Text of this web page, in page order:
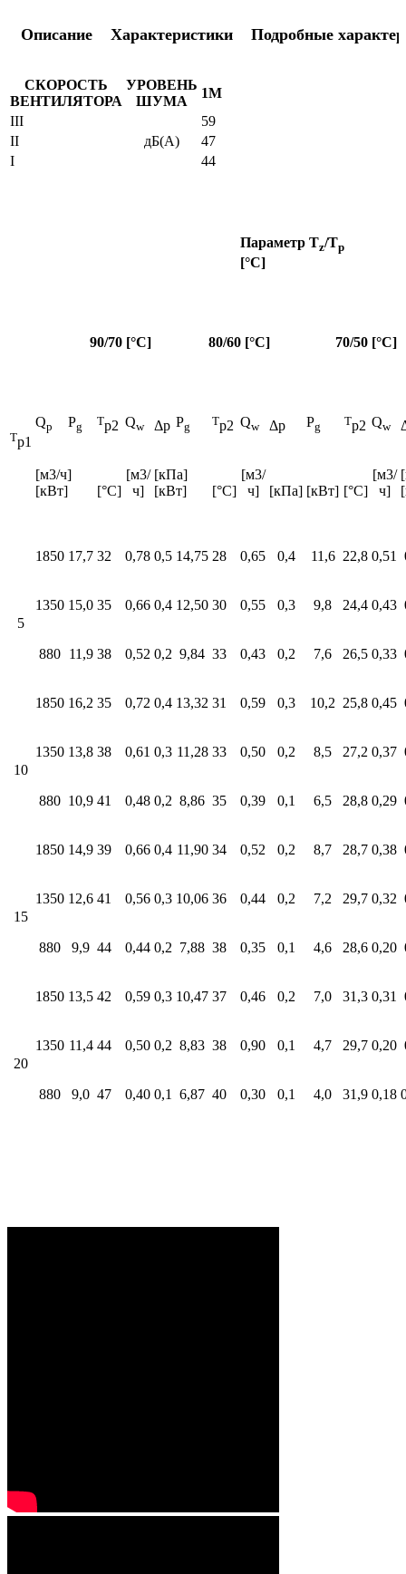
Описание Характеристики Подробные
СКОРОСТЬ
ВЕНТИЛЯТОРА
УРОВЕНЬ
ШУМА
1М
III
59
II
дБ(А)
47
I
44
Параметр Tz/Tp
[°C]
90/70 [°C] 80/60 [°C] 70/50 [°C]
Tp1
Qp Pg Tp2 Qw Δp Pg Tp2 Qw Δp Pg Tp2 Qw
[м3/ч]
[кВт]
[°C]
[м3/
ч]
[кПа]
[кВт]
[°C]
[м3/
ч]
[кПа] [кВт] [°C]
[м3/
ч]
5
1850 17,7 32 0,78 0,5 14,75 28 0,65 0,4 11,6 22,8 0,51
1350 15,0 35 0,66 0,4 12,50 30 0,55 0,3 9,8 24,4 0,43
880 11,9 38 0,52 0,2 9,84 33 0,43 0,2 7,6 26,5 0,33
10
1850 16,2 35 0,72 0,4 13,32 31 0,59 0,3 10,2 25,8 0,45
1350 13,8 38 0,61 0,3 11,28 33 0,50 0,2 8,5 27,2 0,37
880 10,9 41 0,48 0,2 8,86 35 0,39 0,1 6,5 28,8 0,29
15
1850 14,9 39 0,66 0,4 11,90 34 0,52 0,2 8,7 28,7 0,38
1350 12,6 41 0,56 0,3 10,06 36 0,44 0,2 7,2 29,7 0,32
880 9,9 44 0,44 0,2 7,88 38 0,35 0,1 4,6 28,6 0,20
20
1850 13,5 42 0,59 0,3 10,47 37 0,46 0,2 7,0 31,3 0,31
1350 11,4 44 0,50 0,2 8,83 38 0,90 0,1 4,7 29,7 0,20
880 9,0 47 0,40 0,1 6,87 40 0,30 0,1 4,0 31,9 0,18